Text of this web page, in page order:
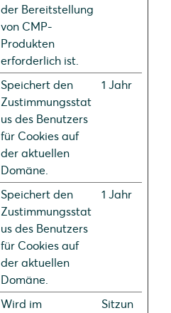
der Bereitstellung
von CMP-
Produkten
erforderlich ist.
Speichert den
Zustimmungsstat
us des Benutzers
für Cookies auf
der aktuellen
Domäne.
1 Jahr
Speichert den
Zustimmungsstat
us des Benutzers
für Cookies auf
der aktuellen
Domäne.
1 Jahr
Wird im
Sitzun